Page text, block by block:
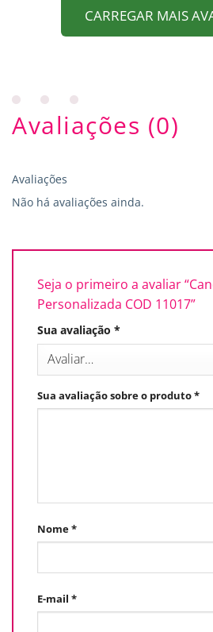
CARREGAR MAIS
Avaliações (0)
Avaliações
Não há avaliações ainda.
Seja o primeiro a avaliar
Personalizada COD 11017”
Sua avaliação *
Sua avaliação sobre o produto*
Nome*
E-mail *